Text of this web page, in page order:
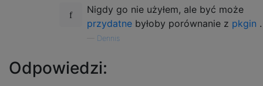
Nigdy go nie użyłem, ale być może
przydatne byłoby porównanie z pkgin .
Dennis
Odpowiedzi: